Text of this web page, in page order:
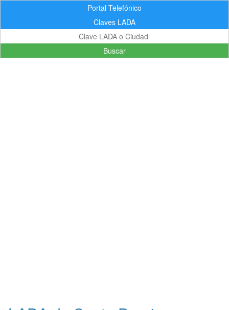
Portal Telefónico
Claves LADA
Buscar